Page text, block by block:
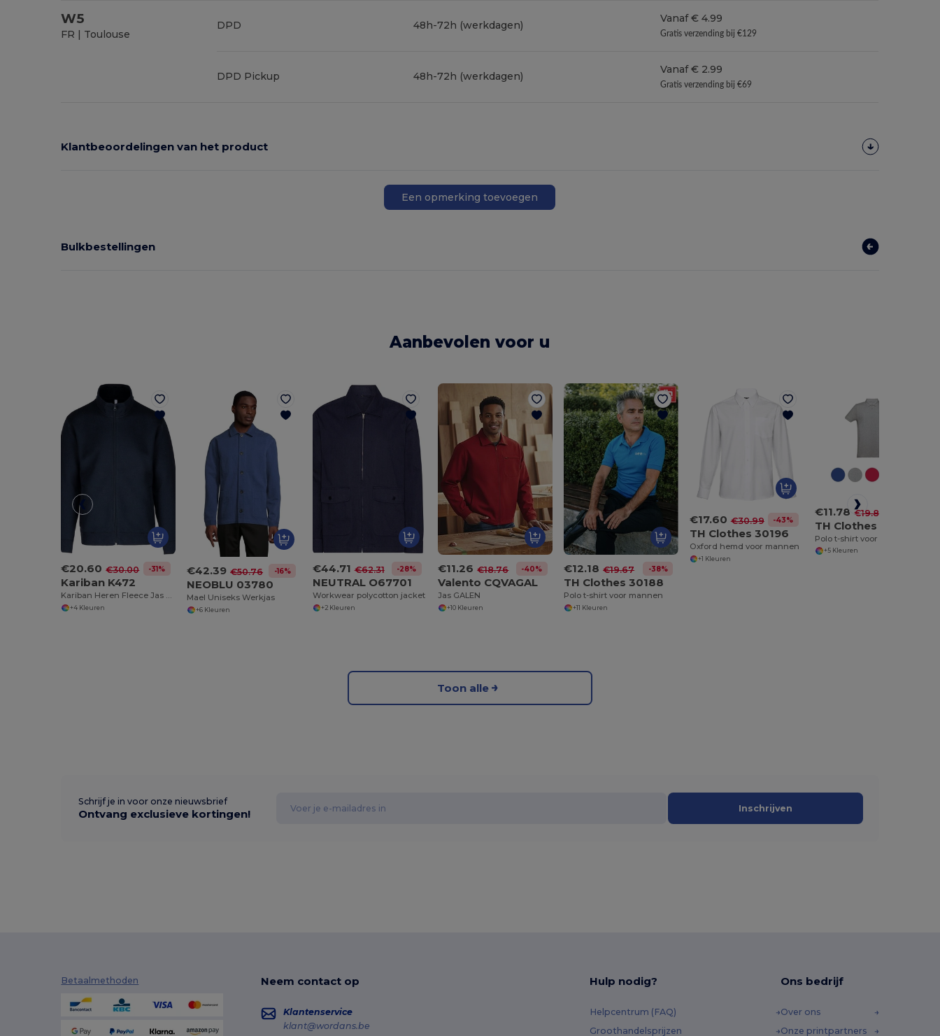
W5
FR | Toulouse
DPD 48h-72h (werkdagen)
Vanaf € 4.99
Gratis verzending bij €129
DPD Pickup 48h-72h (werkdagen)
Vanaf € 2.99
Gratis verzending bij €69
Klantbeoordelingen van het product
Een opmerking toevoegen
Bulkbestellingen
Aanbevolen voor u
€20.60 €30.00 -31%
Kariban K472
Kariban Heren Fleece Jas voor Outdoor Activiteiten
+4 Kleuren
€42.39 €50.76 -16%
NEOBLU 03780
Mael Uniseks Werkjas
+6 Kleuren
€44.71 €62.31 -28%
NEUTRAL O67701
Workwear polycotton jacket
+2 Kleuren
€11.26 €18.76 -40%
Valento CQVAGAL
Jas GALEN
+10 Kleuren
€12.18 €19.67 -38%
TH Clothes 30188
Polo t-shirt voor mannen
+11 Kleuren
€17.60 €30.99 -43%
TH Clothes 30196
Oxford hemd voor mannen
+1 Kleuren
€11.78 €19.86
TH Clothes 30208
Polo t-shirt voor mannen
+5 Kleuren
Toon alle
Schrijf je in voor onze nieuwsbrief
Ontvang exclusieve kortingen! Inschrijven
Betaalmethoden Neem contact op
Klantenservice
klant@wordans.be
Hulp nodig?
Helpcentrum (FAQ)
Groothandelsprijzen
Ons bedrijf
Over ons
Onze printpartners